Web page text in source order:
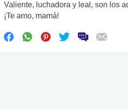
Valiente, luchadora y leal, son los
¡Te amo, mamá!